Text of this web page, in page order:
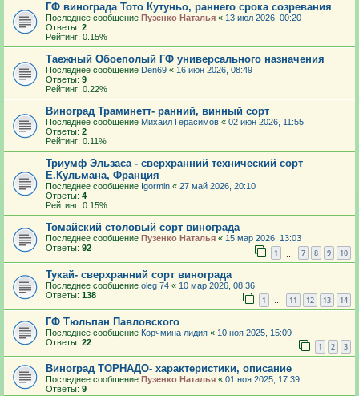
ГФ винограда Тото Кутуньо, раннего срока созревания
Последнее сообщение Пузенко Наталья « 13 июл 2026, 00:20
Ответы: 2
Рейтинг: 0.15%
Таежный Обоеполый ГФ универсального назначения
Последнее сообщение Den69 « 16 июн 2026, 08:49
Ответы: 9
Рейтинг: 0.22%
Виноград Траминетт- ранний, винный сорт
Последнее сообщение Михаил Герасимов « 02 июн 2026, 11:55
Ответы: 2
Рейтинг: 0.11%
Триумф Эльзаса - сверхранний технический сорт
Е.Кульмана, Франция
Последнее сообщение Igormin « 27 май 2026, 20:10
Ответы: 4
Рейтинг: 0.15%
Томайский столовый сорт винограда
Последнее сообщение Пузенко Наталья « 15 мар 2026, 13:03
Ответы: 92 1 7 8 9 10
Тукай- сверхранний сорт винограда
Последнее сообщение oleg 74 « 10 мар 2026, 08:36
Ответы: 138 1 … 11 12 13 14
ГФ Тюльпан Павловского
Последнее сообщение Корчмина лидия « 10 ноя 2025, 15:09
Ответы: 22 1 2 3
Виноград ТОРНАДО- характеристики, описание
Последнее сообщение Пузенко Наталья « 01 ноя 2025, 17:39
Ответы: 9